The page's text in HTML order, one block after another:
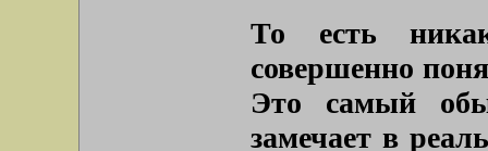
То есть
совершенно
Это самый
замечает в